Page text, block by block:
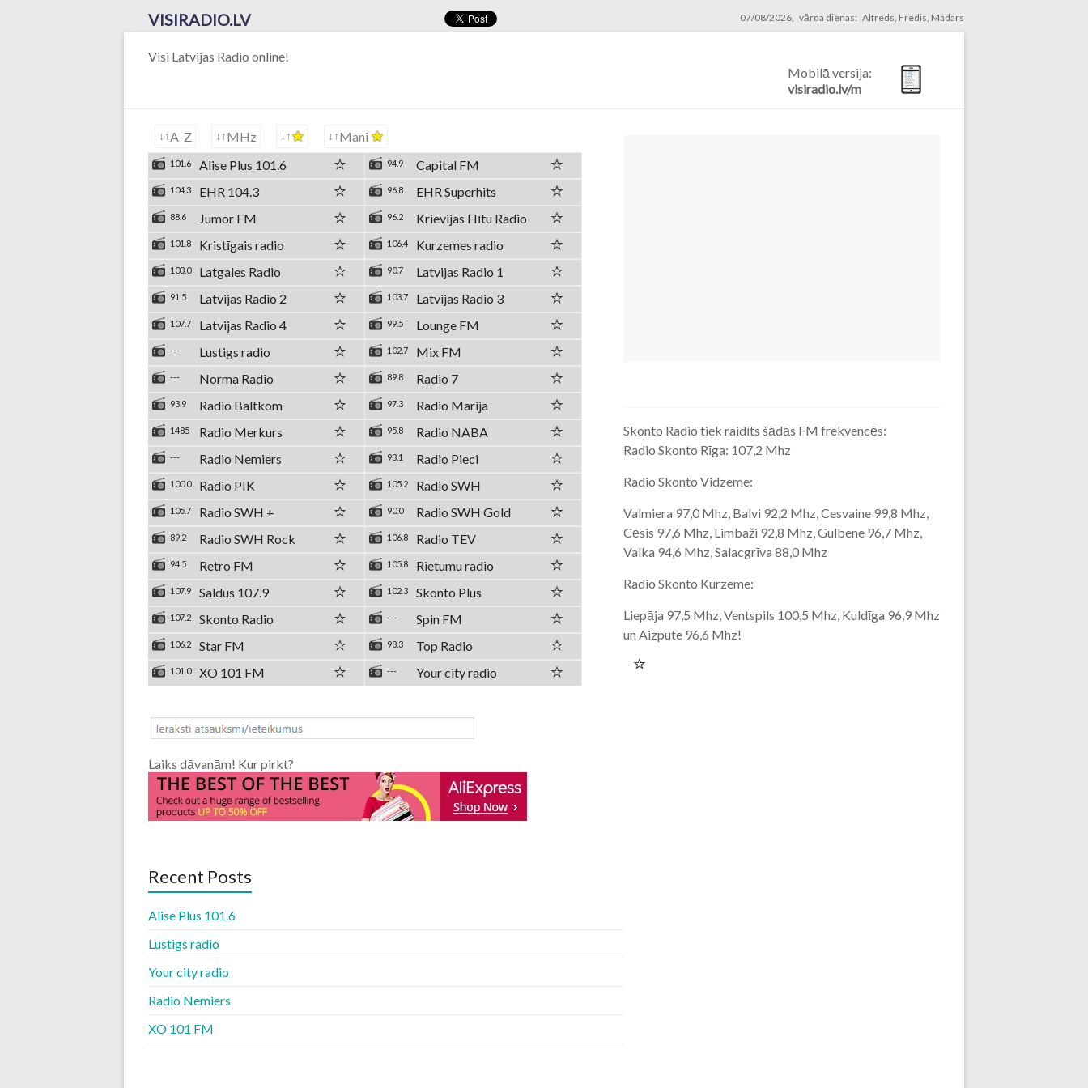
07/08/2026, vārda dienas: Alfreds, Fredis, Madars
VISIRADIO.LV
Visi Latvijas Radio online!
Mobilā versija:
visiradio.lv/m
A-Z MHz Mani
101.6 Alise Plus 101.6 94.9 Capital FM
104.3 EHR 104.3 96.8 EHR Superhits
88.6 Jumor FM 96.2 Krievijas Hītu Radio
101.8 Kristīgais radio 106.4 Kurzemes radio
103.0 Latgales Radio 90.7 Latvijas Radio 1
91.5 Latvijas Radio 2 103.7 Latvijas Radio 3
107.7 Latvijas Radio 4 99.5 Lounge FM
--- Lustigs radio 102.7 Mix FM
--- Norma Radio 89.8 Radio 7
93.9 Radio Baltkom 97.3 Radio Marija
1485 Radio Merkurs 95.8 Radio NABA
--- Radio Nemiers 93.1 Radio Pieci
100.0 Radio PIK 105.2 Radio SWH
105.7 Radio SWH + 90.0 Radio SWH Gold
89.2 Radio SWH Rock 106.8 Radio TEV
94.5 Retro FM 105.8 Rietumu radio
107.9 Saldus 107.9 102.3 Skonto Plus
107.2 Skonto Radio --- Spin FM
106.2 Star FM 98.3 Top Radio
101.0 XO 101 FM --- Your city radio
Laiks dāvanām! Kur pirkt?
Recent Posts
Alise Plus 101.6
Lustigs radio
Your city radio
Radio Nemiers
XO 101 FM
Skonto Radio tiek raidīts šādās FM frekvencēs:
Radio Skonto Rīga: 107,2 Mhz
Radio Skonto Vidzeme:
Valmiera 97,0 Mhz, Balvi 92,2 Mhz, Cesvaine 99,8 Mhz,
Cēsis 97,6 Mhz, Limbaži 92,8 Mhz, Gulbene 96,7 Mhz,
Valka 94,6 Mhz, Salacgrīva 88,0 Mhz
Radio Skonto Kurzeme:
Liepāja 97,5 Mhz, Ventspils 100,5 Mhz, Kuldīga 96,9 Mhz
un Aizpute 96,6 Mhz!